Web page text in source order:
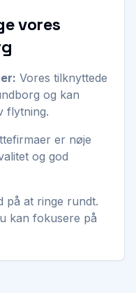
vores
Vores tilknyttede
og kan
flytning.
er nøje
og god
på at ringe rundt.
kan fokusere på